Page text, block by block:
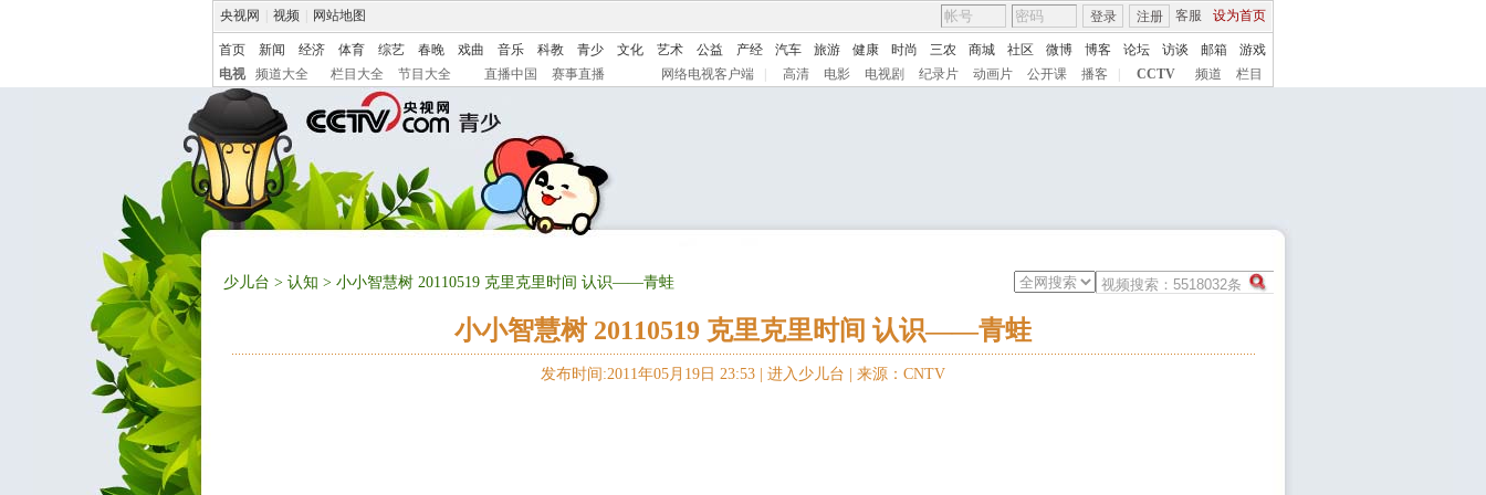
央视网 视频 网站地图 客服 设为首页
登录 注册
首页 新闻 经济 体育 综艺 春晚 戏曲 音乐 科教 青少 文化 艺术 公益 产经 汽车 旅游 健康 时尚 三农 商城 社区 微博 博客 论坛 访谈 邮箱
游戏
电视
频道大全 栏目大全 节目大全 直播中国 赛事直播 网络电视客户端 高清 电影 电视剧 纪录片 动画片 公开课 播客 CCTV 频道 栏目
少儿台 > 认知 > 小小智慧树 20110519 克里克里时间 认识——青蛙
小小智慧树 20110519 克里克里时间 认识——青蛙
发布时间:2011年05月19日 23:53 | 进入少儿台 来源：CNTV